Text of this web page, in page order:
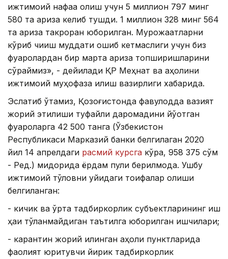
ижтимоий нафақа олиш учун 5 миллион 797 минг
580 та ариза келиб тушди. 1 миллион 328 минг 564
та ариза такроран юборилган. Мурожаатларни
кўриб чиқиш муддати ошиб кетмаслиги учун биз
фуқаролардан бир марта ариза топширишларини
сўраймиз», - дейилади ҚР Меҳнат ва аҳолини
ижтимоий муҳофаза қилиш вазирлиги хабарида.
Эслатиб ўтамиз, Қозоғистонда фавқулодда вазият
жорий этилиши туфайли даромадини йўқотган
фуқароларга 42 500 танга (Ўзбекистон
Республикаси Марказий банки белгилаган 2020
йил 14 апрелдаги расмий курсга кўра, 958 375 сўм
- Ред.) миқдорида ёрдам пули берилмоқда. Ушбу
ижтимоий тўловни қуйидаги тоифалар олиши
белгиланган:
- кичик ва ўрта тадбиркорлик субъектларининг иш
ҳақи тўланмайдиган таътилга юборилган ишчилари;
- карантин жорий қилинган аҳоли пунктларида
фаолият юритувчи йирик тадбиркорлик